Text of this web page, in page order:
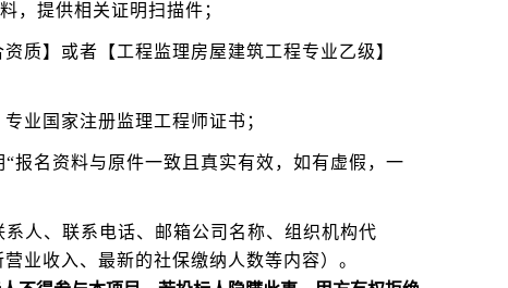
，提供相关证明扫描件；
质】或者【工程监理房屋建筑工程专业乙级】
业国家注册监理工程师证书；
报名资料与原件一致且真实有效，如有虚假，一
人、联系电话、邮箱公司名称、组织机构代
业收入、最新的社保缴纳人数等内容）。